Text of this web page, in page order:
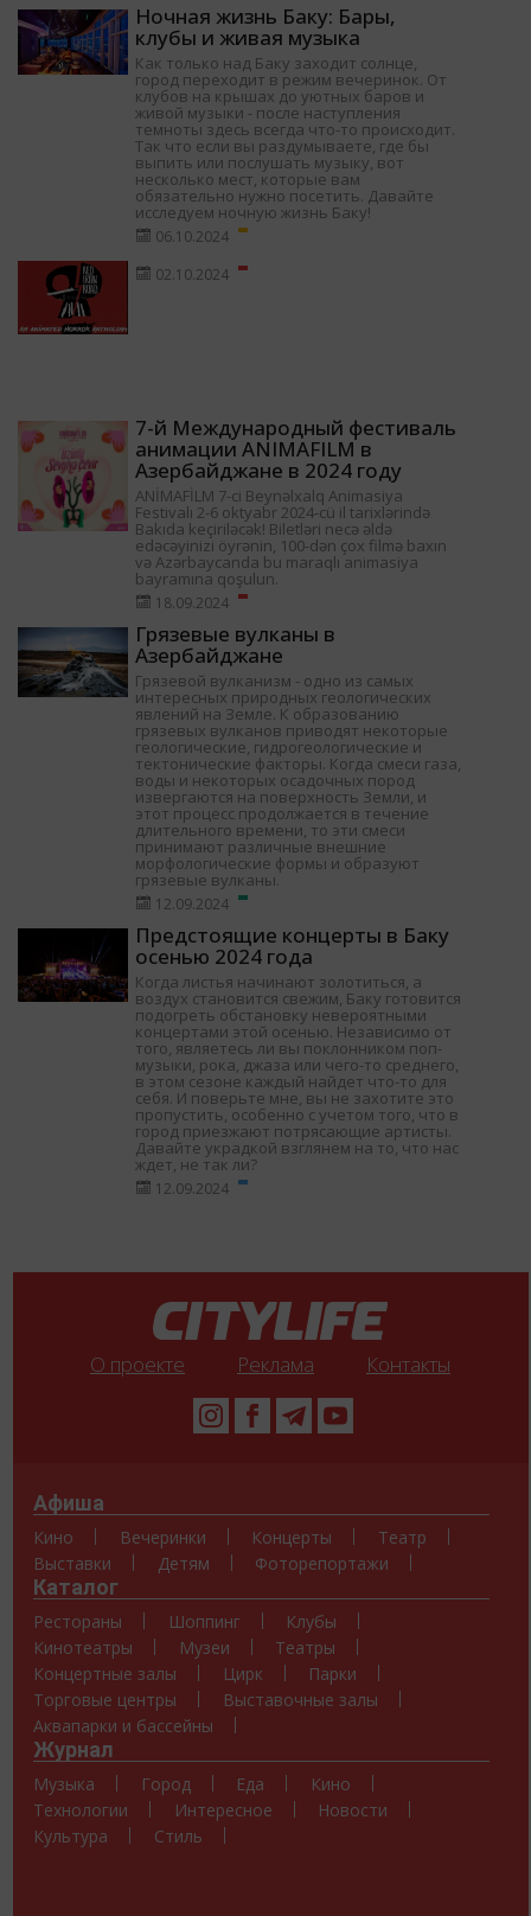
Ночная жизнь Баку: Бары,
клубы и живая музыка
Как только над Баку заходит солнце,
город переходит в режим вечеринок. От
клубов на крышах до уютных баров и
живой музыки - после наступления
темноты здесь всегда что-то происходит.
Так что если вы раздумываете, где бы
выпить или послушать музыку, вот
несколько мест, которые вам
обязательно нужно посетить. Давайте
исследуем ночную жизнь Баку!
06.10.2024
02.10.2024
7-й Международный фестиваль
анимации ANIMAFILM в
Азербайджане в 2024 году
ANİMAFİLM 7-ci Beynəlxalq Animasiya
Festivalı 2-6 oktyabr 2024-cü il tarixlərində
Bakıda keçiriləcək! Biletləri necə əldə
edəcəyinizi öyrənin, 100-dən çox filmə baxın
və Azərbaycanda bu maraqlı animasiya
bayramına qoşulun.
18.09.2024
Грязевые вулканы в
Азербайджане
Грязевой вулканизм - одно из самых
интересных природных геологических
явлений на Земле. К образованию
грязевых вулканов приводят некоторые
геологические, гидрогеологические и
тектонические факторы. Когда смеси газа,
воды и некоторых осадочных пород
извергаются на поверхность Земли, и
этот процесс продолжается в течение
длительного времени, то эти смеси
принимают различные внешние
морфологические формы и образуют
грязевые вулканы.
12.09.2024
Предстоящие концерты в Баку
осенью 2024 года
Когда листья начинают золотиться, а
воздух становится свежим, Баку готовится
подогреть обстановку невероятными
концертами этой осенью. Независимо от
того, являетесь ли вы поклонником поп-
музыки, рока, джаза или чего-то среднего,
в этом сезоне каждый найдет что-то для
себя. И поверьте мне, вы не захотите это
пропустить, особенно с учетом того, что в
город приезжают потрясающие артисты.
Давайте украдкой взглянем на то, что нас
ждет, не так ли?
12.09.2024
О проекте Реклама Контакты
Афиша
Кино Вечеринки Концерты
Театр
Выставки
Детям Фоторепортажи
Каталог
Рестораны Шоппинг
Клубы
Кинотеатры
Музеи
Театры
Концертные залы
Цирк
Парки
Торговые центры
Выставочные залы
Аквапарки и бассейны
Журнал
Музыка Город Еда
Кино
Технологии
Интересное
Новости
Культура
Стиль